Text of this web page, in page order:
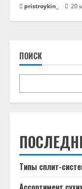
pristroykin_ 20
ПОИСК
Типы сплит-